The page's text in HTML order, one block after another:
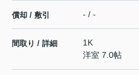
償却 / 敷引 - / -
間取り / 詳細
1K
洋室 7.0帖